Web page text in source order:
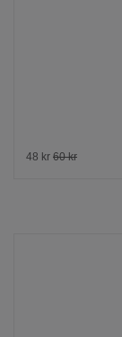
48 kr 60 kr